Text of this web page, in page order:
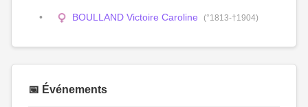
BOULLAND Victoire Caroline (°1813-†1904)
📅 Événements